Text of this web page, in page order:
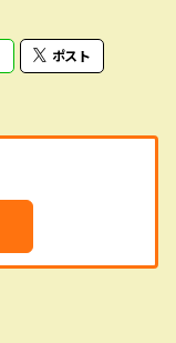
ポスト